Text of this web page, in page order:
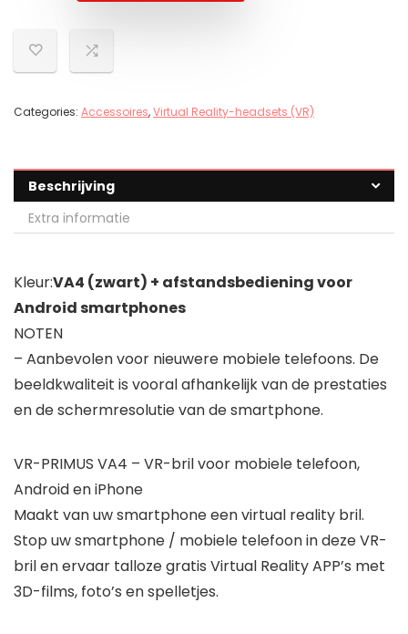
Categories: Accessoires,Virtual Reality-headsets (VR)
Beschrijving
Extra informatie
Kleur:VA4 (zwart) + afstandsbediening voor
Android smartphones
NOTEN
– Aanbevolen voor nieuwere mobiele telefoons. De
beeldkwaliteit is vooral afhankelijk van de prestaties
en de schermresolutie van de smartphone.
VR-PRIMUS VA4 – VR-bril voor mobiele telefoon,
Android en iPhone
Maakt van uw smartphone een virtual reality bril.
Stop uw smartphone / mobiele telefoon in deze VR-
bril en ervaar talloze gratis Virtual Reality APP’s met
3D-films, foto’s en spelletjes.